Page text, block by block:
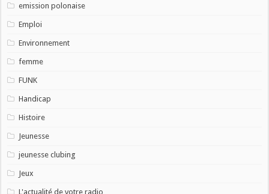
emission polonaise
Emploi
Environnement
femme
FUNK
Handicap
Histoire
Jeunesse
jeunesse clubing
Jeux
L'actualité de votre radio